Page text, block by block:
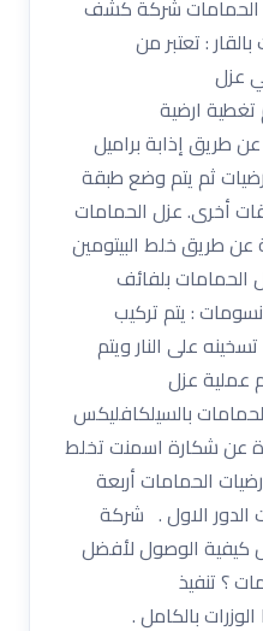
الحمامات شركة كشف
: تعتبر من
عزل
ارضية
طريق إذابة براميل
ثم يتم وضع طبقة
أخرى. عزل الحمامات
عن طريق خلط البيتومين
الحمامات بلفائف
: يتم تركيب
على النار ويتم
عملية عزل
بالسيلكافليكس
عن شكارة اسمنت تخلط
الحمامات أربعة
الاول . شركة
كيفية الوصول لأفضل
؟ تنفيذ
بالكامل .